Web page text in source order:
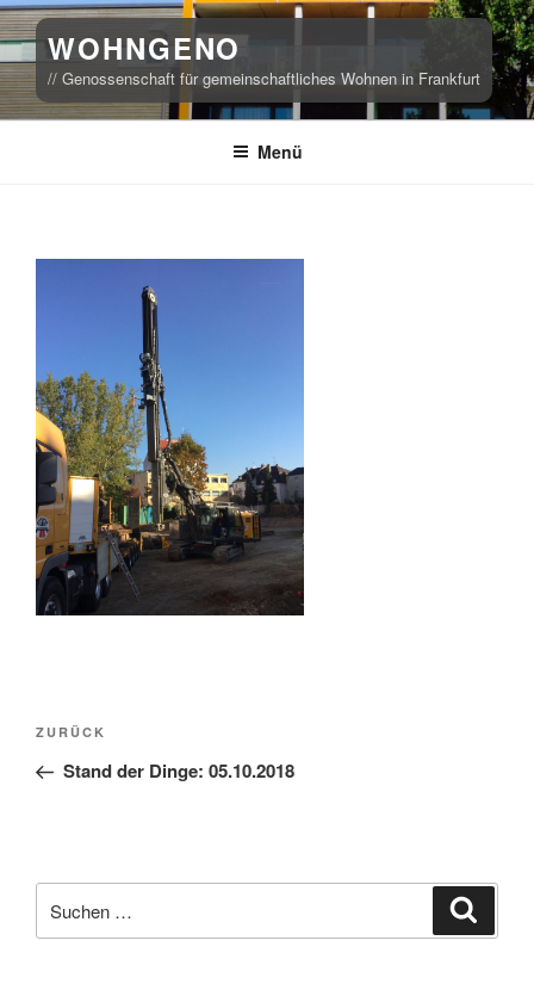
Zum
Inhalt
springen
WOHNGENO
// Genossenschaft für gemeinschaftliches Wohnen in Frankfurt
Menü
Beitragsnavigation
Vorheriger
Beitrag
ZURÜCK
Stand der Dinge: 05.10.2018
nach: